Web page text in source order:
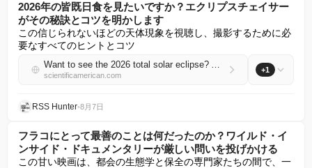
2026年の皆既日食を見たいですか？エクリプスチェイサー
がその秘訣とコツを明かします
この信じられないほどの天体現象を視聴し、撮影するために必
要なすべてのヒントとコツ
Want to see the 2026 total solar eclipse? An eclipse chaser reveals her tricks and tips
scientificamerican.com
+1
RSS Hunter•8月7日
フラコにとって最善のことは何だったのか？ワイルド・イ
ンサイド・ドキュメンタリーが厳しい問いを投げかける
この甘い映画は、都会の生態学と保全の専門家たちの間で、一